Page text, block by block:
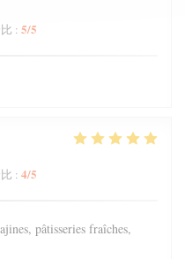
: 5/5
: 4/5
pâtisseries fraîches,